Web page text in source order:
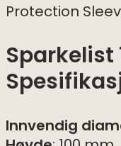
Protection
Sparkelist
Innvendig